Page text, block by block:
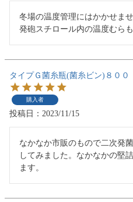
冬場の温度管理にはかかせま
発砲スチロール内の温度むら
タイプＧ菌糸瓶(菌糸ビン)８００
購入者
投稿日 2023/11/15
なかなか市販のもので二次発
してみました。なかなかの堅
ます。